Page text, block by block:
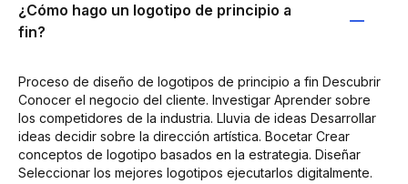
¿Cómo hago un logotipo de principio a
fin?
Proceso de diseño de logotipos de principio a fin Descubrir
Conocer el negocio del cliente. Investigar Aprender sobre
los competidores de la industria. Lluvia de ideas Desarrollar
ideas decidir sobre la dirección artística. Bocetar Crear
conceptos de logotipo basados en la estrategia. Diseñar
Seleccionar los mejores logotipos ejecutarlos digitalmente.